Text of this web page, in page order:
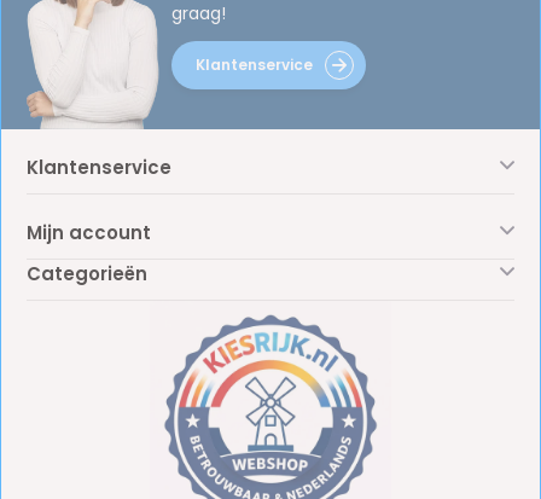
graag!
Klantenservice
Klantenservice
Mijn account
Categorieën